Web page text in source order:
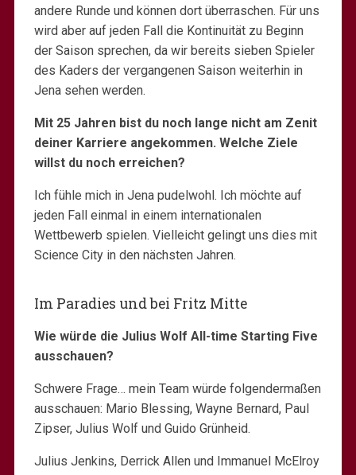
andere Runde und können dort überraschen. Für uns
wird aber auf jeden Fall die Kontinuität zu Beginn
der Saison sprechen, da wir bereits sieben Spieler
des Kaders der vergangenen Saison weiterhin in
Jena sehen werden.
Mit 25 Jahren bist du noch lange nicht am Zenit
deiner Karriere angekommen. Welche Ziele
willst du noch erreichen?
Ich fühle mich in Jena pudelwohl. Ich möchte auf
jeden Fall einmal in einem internationalen
Wettbewerb spielen. Vielleicht gelingt uns dies mit
Science City in den nächsten Jahren.
Im Paradies und bei Fritz Mitte
Wie würde die Julius Wolf All-time Starting Five
ausschauen?
Schwere Frage… mein Team würde folgendermaßen
ausschauen: Mario Blessing, Wayne Bernard, Paul
Zipser, Julius Wolf und Guido Grünheid.
Julius Jenkins, Derrick Allen und Immanuel McElroy